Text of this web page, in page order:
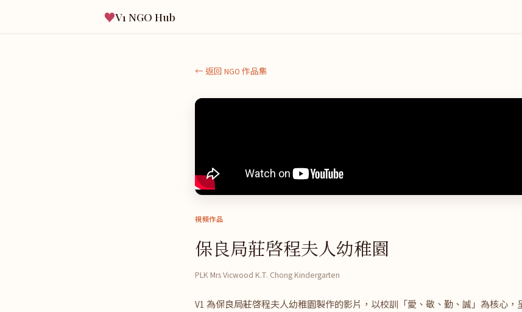
♥V1 NGO Hub
← 返回 NGO 作品集
視頻作品
保良局莊啓程夫人幼稚園
PLK Mrs Vicwood K.T. Chong Kindergarten
V1 為保良局莊啓程夫人幼稚園製作的影片，以校訓「愛、敬、勤、誠」為核心